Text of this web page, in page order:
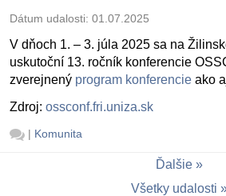
Dátum udalosti: 01.07.2025
V dňoch 1. – 3. júla 2025 sa na
uskutoční 13. ročník konferencie
zverejnený program konferencie ako
Zdroj: ossconf.fri.uniza.sk
| Komunita
Ďalšie
Všetky udalosti